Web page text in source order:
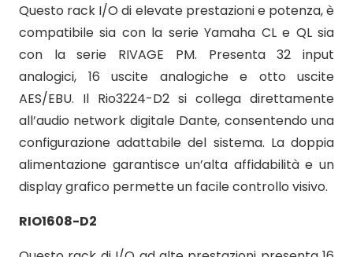
Questo rack I/O di elevate prestazioni e potenza, è
compatibile sia con la serie Yamaha CL e QL sia
con la serie RIVAGE PM. Presenta 32 input
analogici, 16 uscite analogiche e otto uscite
AES/EBU. Il Rio3224-D2 si collega direttamente
all’audio network digitale Dante, consentendo una
configurazione adattabile del sistema. La doppia
alimentazione garantisce un’alta affidabilità e un
display grafico permette un facile controllo visivo.
RIO1608-D2